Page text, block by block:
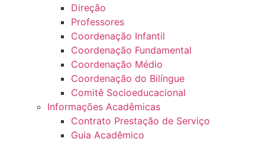
Direção
Professores
Coordenação Infantil
Coordenação Fundamental
Coordenação Médio
Coordenação do Bilíngue
Comitê Socioeducacional
Informações Acadêmicas
Contrato Prestação de Serviço
Guia Acadêmico